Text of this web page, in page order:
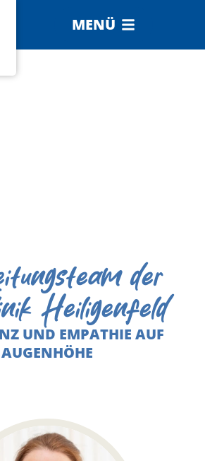
MENÜ
der
Heiligenfeld
UND EMPATHIE AUF
AUGENHÖHE